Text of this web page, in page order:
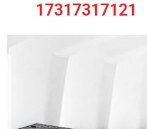
17317317121